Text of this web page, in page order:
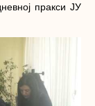
пракси ЈУ